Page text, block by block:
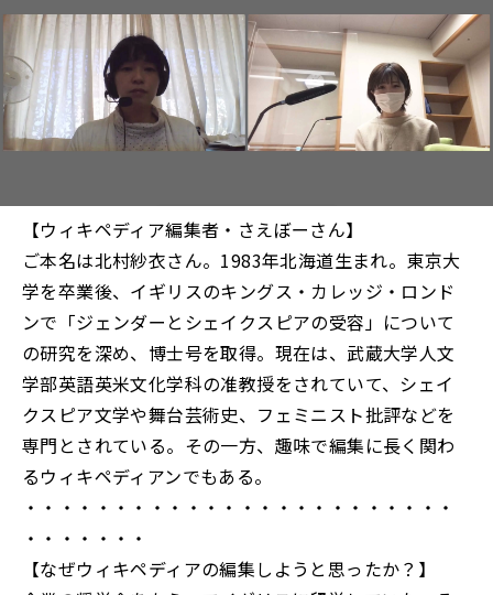
【ウィキペディア編集者・さえぼーさん】
ご本名は北村紗衣さん。1983年北海道生まれ。東京大
学を卒業後、イギリスのキングス・カレッジ・ロンド
ンで「ジェンダーとシェイクスピアの受容」について
の研究を深め、博士号を取得。現在は、武蔵大学人文
学部英語英米文化学科の准教授をされていて、シェイ
クスピア文学や舞台芸術史、フェミニスト批評などを
専門とされている。その一方、趣味で編集に長く関わ
るウィキペディアンでもある。
・・・・・・・・・・・・・・・・・・・・・・・・
・・・・・・・
【なぜウィキペディアの編集しようと思ったか？】